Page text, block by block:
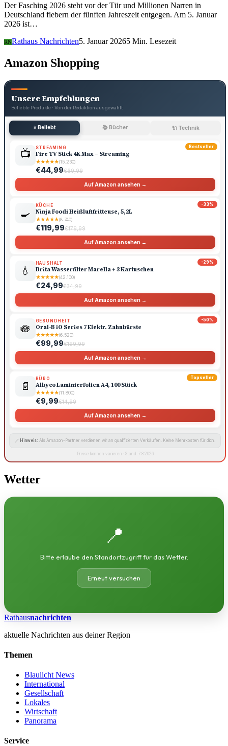
Der Fasching 2026 steht vor der Tür und Millionen Narren in
Deutschland fiebern der fünften Jahreszeit entgegen. Am 5. Januar
2026 ist…
RNRathaus Nachrichten5. Januar 20265 Min. Lesezeit
Amazon Shopping
Unsere Empfehlungen
Beliebte Produkte · Von der Redaktion ausgewählt
⭐ Beliebt 📚 Bücher 🔌 Technik
Bestseller
📺 STREAMING
Fire TV Stick 4K Max – Streaming
★★★★★(15.230)
€44,99€69,99
Auf Amazon ansehen →
-33%
🍳
KÜCHE
Ninja Foodi Heißluftfritteuse, 5,2L
★★★★★(8.740)
€119,99€179,99
Auf Amazon ansehen →
-29%
💧
HAUSHALT
Brita Wasserfilter Marella + 3 Kartuschen
★★★★★(42.100)
€24,99€34,99
Auf Amazon ansehen →
-50%
🪷
GESUNDHEIT
Oral-B iO Series 7 Elektr. Zahnbürste
★★★★★(6.520)
€99,99€199,99
Auf Amazon ansehen →
Topseller
📄
BÜRO
Albyco Laminierfolien A4, 100 Stück
★★★★★(11.800)
€9,99€14,99
Auf Amazon ansehen →
🔗 Hinweis: Als Amazon-Partner verdienen wir an qualifizierten Verkäufen. Keine Mehrkosten für dich.
Preise können variieren · Stand: 7.8.2026
Wetter
📍
Bitte erlaube den Standortzugriff für das Wetter.
Erneut versuchen
Rathausnachrichten
aktuelle Nachrichten aus deiner Region
Themen
Blaulicht News
International
Gesellschaft
Lokales
Wirtschaft
Panorama
Service